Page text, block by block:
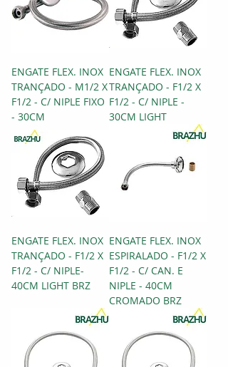
ENGATE FLEX. INOX
TRANÇADO - M1/2 X
F1/2 - C/ NIPLE FIXO
- 30CM
ENGATE FLEX. INOX
TRANÇADO - F1/2 X
F1/2 - C/ NIPLE -
30CM LIGHT
ENGATE FLEX. INOX
TRANÇADO - F1/2 X
F1/2 - C/ NIPLE-
40CM LIGHT BRZ
ENGATE FLEX. INOX
ESPIRALADO - F1/2 X
F1/2 - C/ CAN. E
NIPLE - 40CM
CROMADO BRZ